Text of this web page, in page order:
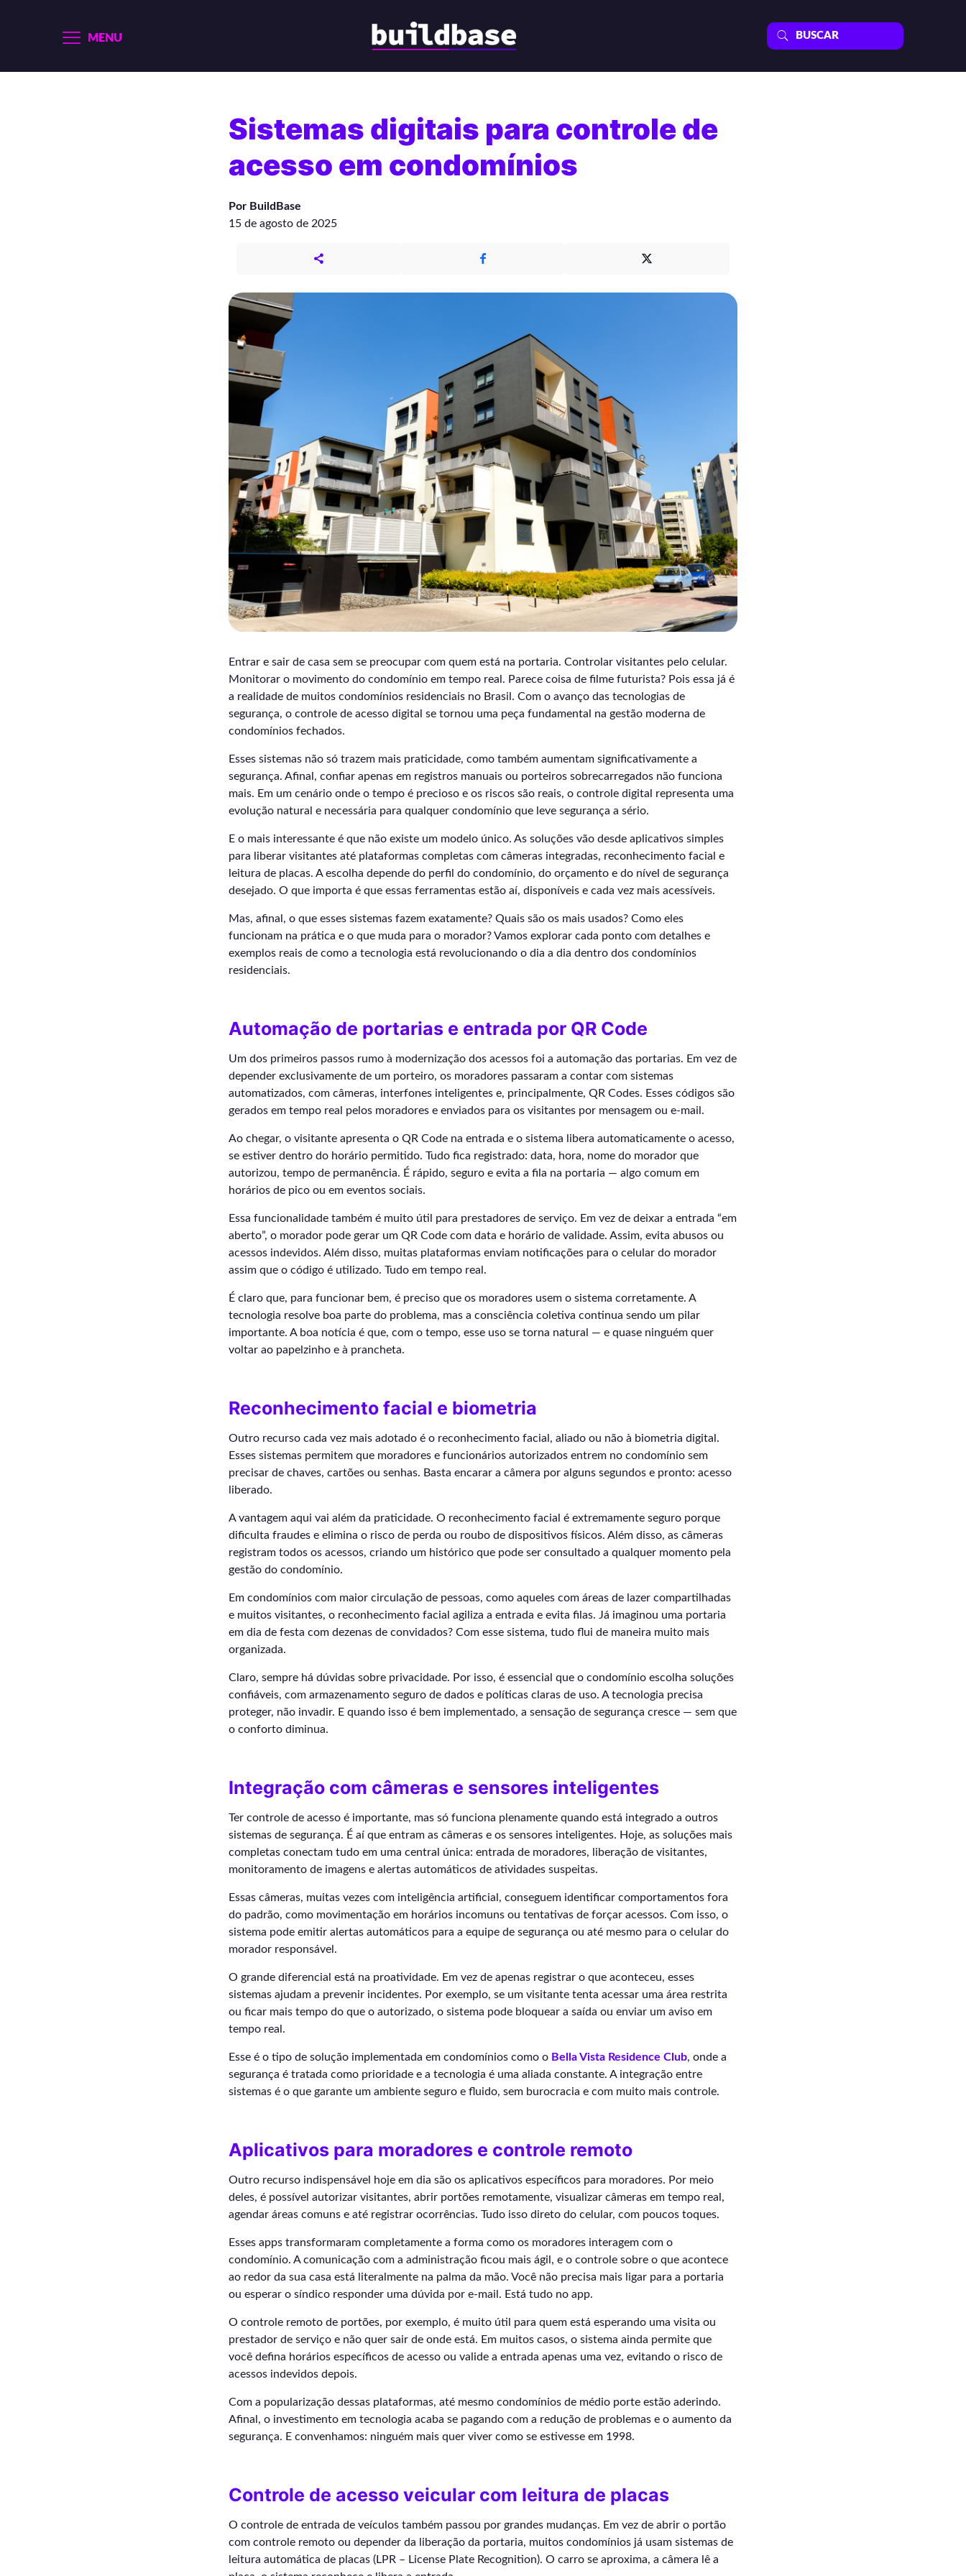
MENU
Sistemas digitais para controle de
acesso em condomínios
Por BuildBase
15 de agosto de 2025
Entrar e sair de casa sem se preocupar com quem está na portaria. Controlar visitantes pelo celular.
Monitorar o movimento do condomínio em tempo real. Parece coisa de filme futurista? Pois essa já é
a realidade de muitos condomínios residenciais no Brasil. Com o avanço das tecnologias de
segurança, o controle de acesso digital se tornou uma peça fundamental na gestão moderna de
condomínios fechados.
Esses sistemas não só trazem mais praticidade, como também aumentam significativamente a
segurança. Afinal, confiar apenas em registros manuais ou porteiros sobrecarregados não funciona
mais. Em um cenário onde o tempo é precioso e os riscos são reais, o controle digital representa uma
evolução natural e necessária para qualquer condomínio que leve segurança a sério.
E o mais interessante é que não existe um modelo único. As soluções vão desde aplicativos simples
para liberar visitantes até plataformas completas com câmeras integradas, reconhecimento facial e
leitura de placas. A escolha depende do perfil do condomínio, do orçamento e do nível de segurança
desejado. O que importa é que essas ferramentas estão aí, disponíveis e cada vez mais acessíveis.
Mas, afinal, o que esses sistemas fazem exatamente? Quais são os mais usados? Como eles
funcionam na prática e o que muda para o morador? Vamos explorar cada ponto com detalhes e
exemplos reais de como a tecnologia está revolucionando o dia a dia dentro dos condomínios
residenciais.
Automação de portarias e entrada por QR Code
Um dos primeiros passos rumo à modernização dos acessos foi a automação das portarias. Em vez de
depender exclusivamente de um porteiro, os moradores passaram a contar com sistemas
automatizados, com câmeras, interfones inteligentes e, principalmente, QR Codes. Esses códigos são
gerados em tempo real pelos moradores e enviados para os visitantes por mensagem ou e-mail.
Ao chegar, o visitante apresenta o QR Code na entrada e o sistema libera automaticamente o acesso,
se estiver dentro do horário permitido. Tudo fica registrado: data, hora, nome do morador que
autorizou, tempo de permanência. É rápido, seguro e evita a fila na portaria — algo comum em
horários de pico ou em eventos sociais.
Essa funcionalidade também é muito útil para prestadores de serviço. Em vez de deixar a entrada “em
aberto”, o morador pode gerar um QR Code com data e horário de validade. Assim, evita abusos ou
acessos indevidos. Além disso, muitas plataformas enviam notificações para o celular do morador
assim que o código é utilizado. Tudo em tempo real.
É claro que, para funcionar bem, é preciso que os moradores usem o sistema corretamente. A
tecnologia resolve boa parte do problema, mas a consciência coletiva continua sendo um pilar
importante. A boa notícia é que, com o tempo, esse uso se torna natural — e quase ninguém quer
voltar ao papelzinho e à prancheta.
Reconhecimento facial e biometria
Outro recurso cada vez mais adotado é o reconhecimento facial, aliado ou não à biometria digital.
Esses sistemas permitem que moradores e funcionários autorizados entrem no condomínio sem
precisar de chaves, cartões ou senhas. Basta encarar a câmera por alguns segundos e pronto: acesso
liberado.
A vantagem aqui vai além da praticidade. O reconhecimento facial é extremamente seguro porque
dificulta fraudes e elimina o risco de perda ou roubo de dispositivos físicos. Além disso, as câmeras
registram todos os acessos, criando um histórico que pode ser consultado a qualquer momento pela
gestão do condomínio.
Em condomínios com maior circulação de pessoas, como aqueles com áreas de lazer compartilhadas
e muitos visitantes, o reconhecimento facial agiliza a entrada e evita filas. Já imaginou uma portaria
em dia de festa com dezenas de convidados? Com esse sistema, tudo flui de maneira muito mais
organizada.
Claro, sempre há dúvidas sobre privacidade. Por isso, é essencial que o condomínio escolha soluções
confiáveis, com armazenamento seguro de dados e políticas claras de uso. A tecnologia precisa
proteger, não invadir. E quando isso é bem implementado, a sensação de segurança cresce — sem que
o conforto diminua.
Integração com câmeras e sensores inteligentes
Ter controle de acesso é importante, mas só funciona plenamente quando está integrado a outros
sistemas de segurança. É aí que entram as câmeras e os sensores inteligentes. Hoje, as soluções mais
completas conectam tudo em uma central única: entrada de moradores, liberação de visitantes,
monitoramento de imagens e alertas automáticos de atividades suspeitas.
Essas câmeras, muitas vezes com inteligência artificial, conseguem identificar comportamentos fora
do padrão, como movimentação em horários incomuns ou tentativas de forçar acessos. Com isso, o
sistema pode emitir alertas automáticos para a equipe de segurança ou até mesmo para o celular do
morador responsável.
O grande diferencial está na proatividade. Em vez de apenas registrar o que aconteceu, esses
sistemas ajudam a prevenir incidentes. Por exemplo, se um visitante tenta acessar uma área restrita
ou ficar mais tempo do que o autorizado, o sistema pode bloquear a saída ou enviar um aviso em
tempo real.
Esse é o tipo de solução implementada em condomínios como o Bella Vista Residence Club, onde a
segurança é tratada como prioridade e a tecnologia é uma aliada constante. A integração entre
sistemas é o que garante um ambiente seguro e fluido, sem burocracia e com muito mais controle.
Aplicativos para moradores e controle remoto
Outro recurso indispensável hoje em dia são os aplicativos específicos para moradores. Por meio
deles, é possível autorizar visitantes, abrir portões remotamente, visualizar câmeras em tempo real,
agendar áreas comuns e até registrar ocorrências. Tudo isso direto do celular, com poucos toques.
Esses apps transformaram completamente a forma como os moradores interagem com o
condomínio. A comunicação com a administração ficou mais ágil, e o controle sobre o que acontece
ao redor da sua casa está literalmente na palma da mão. Você não precisa mais ligar para a portaria
ou esperar o síndico responder uma dúvida por e-mail. Está tudo no app.
O controle remoto de portões, por exemplo, é muito útil para quem está esperando uma visita ou
prestador de serviço e não quer sair de onde está. Em muitos casos, o sistema ainda permite que
você defina horários específicos de acesso ou valide a entrada apenas uma vez, evitando o risco de
acessos indevidos depois.
Com a popularização dessas plataformas, até mesmo condomínios de médio porte estão aderindo.
Afinal, o investimento em tecnologia acaba se pagando com a redução de problemas e o aumento da
segurança. E convenhamos: ninguém mais quer viver como se estivesse em 1998.
Controle de acesso veicular com leitura de placas
O controle de entrada de veículos também passou por grandes mudanças. Em vez de abrir o portão
com controle remoto ou depender da liberação da portaria, muitos condomínios já usam sistemas de
leitura automática de placas (LPR – License Plate Recognition). O carro se aproxima, a câmera lê a